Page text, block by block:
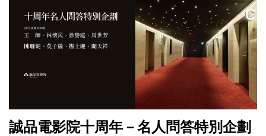
誠品電影院十周年－名人問答特別企劃